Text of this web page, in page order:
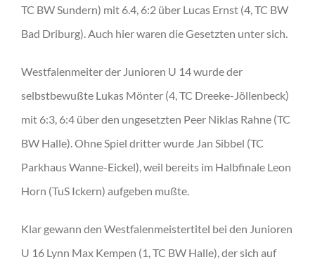
TC BW Sundern) mit 6.4, 6:2 über Lucas Ernst (4, TC BW
Bad Driburg). Auch hier waren die Gesetzten unter sich.
Westfalenmeiter der Junioren U 14 wurde der
selbstbewußte Lukas Mönter (4, TC Dreeke-Jöllenbeck)
mit 6:3, 6:4 über den ungesetzten Peer Niklas Rahne (TC
BW Halle). Ohne Spiel dritter wurde Jan Sibbel (TC
Parkhaus Wanne-Eickel), weil bereits im Halbfinale Leon
Horn (TuS Ickern) aufgeben mußte.
Klar gewann den Westfalenmeistertitel bei den Junioren
U 16 Lynn Max Kempen (1, TC BW Halle), der sich auf